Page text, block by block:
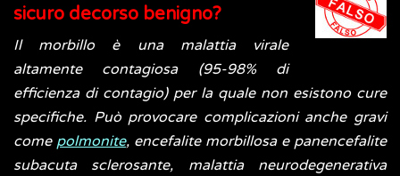
sicuro decorso benigno?
Il morbillo è una malattia virale
altamente contagiosa (95-98% di
efficienza di contagio) per la quale non esistono cure
specifiche. Può provocare complicazioni anche gravi
come polmonite, encefalite morbillosa e panencefalite
subacuta sclerosante, malattia neurodegenerativa